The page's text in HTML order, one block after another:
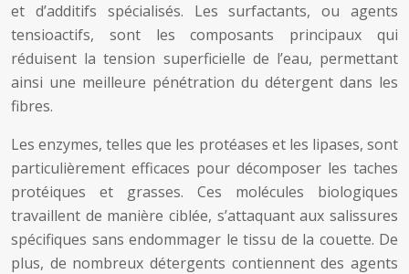
et d’additifs spécialisés. Les surfactants, ou agents
tensioactifs, sont les composants principaux qui
réduisent la tension superficielle de l’eau, permettant
ainsi une meilleure pénétration du détergent dans les
fibres.
Les enzymes, telles que les protéases et les lipases, sont
particulièrement efficaces pour décomposer les taches
protéiques et grasses. Ces molécules biologiques
travaillent de manière ciblée, s’attaquant aux salissures
spécifiques sans endommager le tissu de la couette. De
plus, de nombreux détergents contiennent des agents